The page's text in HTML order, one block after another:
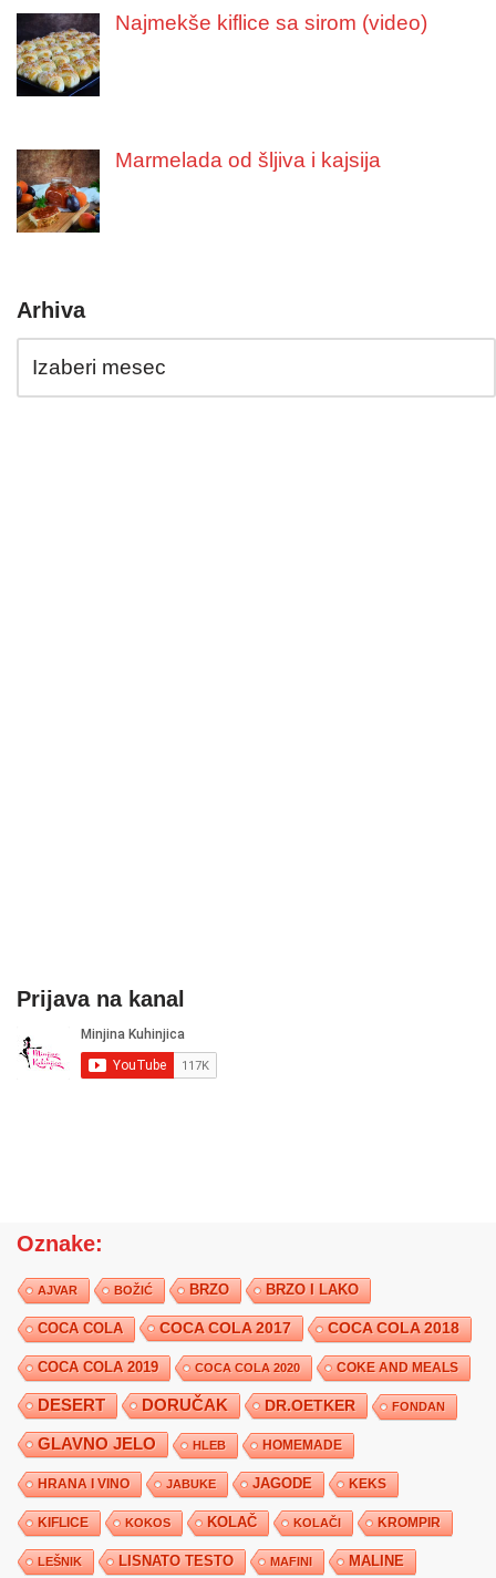
Najmekše kiflice sa sirom (video)
Marmelada od šljiva i kajsija
Arhiva
Prijava na kanal
Oznake:
AJVAR BOŽIĆ BRZO BRZO I LAKO
COCA COLA COCA COLA 2017 COCA COLA 2018
COCA COLA 2019 COCA COLA 2020 COKE AND MEALS
DESERT DORUČAK DR.OETKER FONDAN
GLAVNO JELO HLEB HOMEMADE
HRANA I VINO JABUKE JAGODE KEKS
KIFLICE KOKOS KOLAČ KOLAČI KROMPIR
LEŠNIK LISNATO TESTO MAFINI MALINE